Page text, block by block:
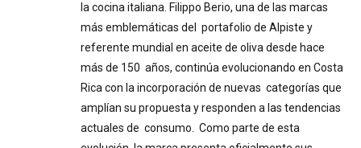
la cocina italiana. Filippo Berio, una de las marcas
más emblemáticas del portafolio de Alpiste y
referente mundial en aceite de oliva desde hace
más de 150 años, continúa evolucionando en Costa
Rica con la incorporación de nuevas categorías que
amplían su propuesta y responden a las tendencias
actuales de consumo. Como parte de esta